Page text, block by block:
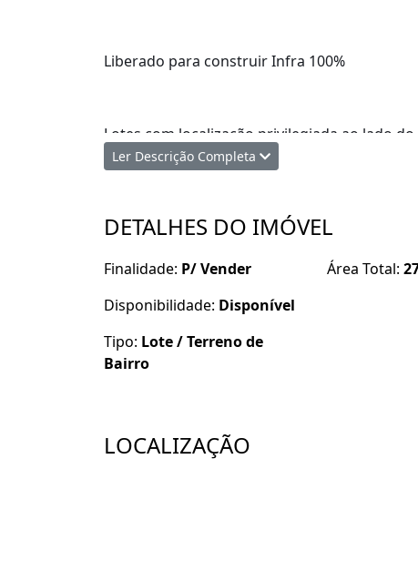
Liberado para construir Infra 100%
Lotes com localização privilegiada ao lado
principal.
Lote C2 10,60 X 25,17 M
Ler Descrição Completa
DETALHES DO IMÓVEL
Finalidade: P/ Vender
Disponibilidade: Disponível
Tipo: Lote / Terreno de
Bairro
Área Total:
LOCALIZAÇÃO